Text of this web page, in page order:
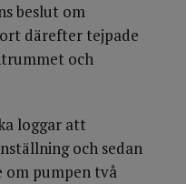
beslut om
därefter tejpade
och
loggar att
och sedan
om pumpen två